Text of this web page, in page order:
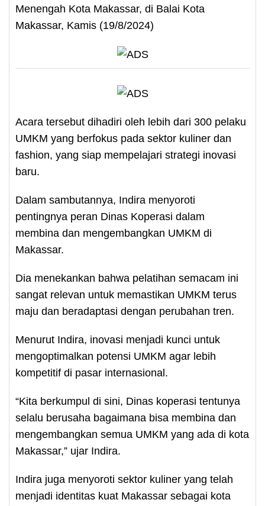
Menengah Kota Makassar, di Balai Kota
Makassar, Kamis (19/8/2024)
Acara tersebut dihadiri oleh lebih dari 300 pelaku
UMKM yang berfokus pada sektor kuliner dan
fashion, yang siap mempelajari strategi inovasi
baru.
Dalam sambutannya, Indira menyoroti
pentingnya peran Dinas Koperasi dalam
membina dan mengembangkan UMKM di
Makassar.
Dia menekankan bahwa pelatihan semacam ini
sangat relevan untuk memastikan UMKM terus
maju dan beradaptasi dengan perubahan tren.
Menurut Indira, inovasi menjadi kunci untuk
mengoptimalkan potensi UMKM agar lebih
kompetitif di pasar internasional.
“Kita berkumpul di sini, Dinas koperasi tentunya
selalu berusaha bagaimana bisa membina dan
mengembangkan semua UMKM yang ada di kota
Makassar,” ujar Indira.
Indira juga menyoroti sektor kuliner yang telah
menjadi identitas kuat Makassar sebagai kota